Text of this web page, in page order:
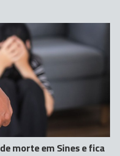
morte em Sines e fica